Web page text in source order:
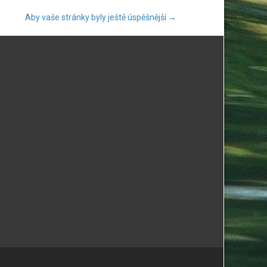
Aby vaše stránky byly ještě úspěšnější →